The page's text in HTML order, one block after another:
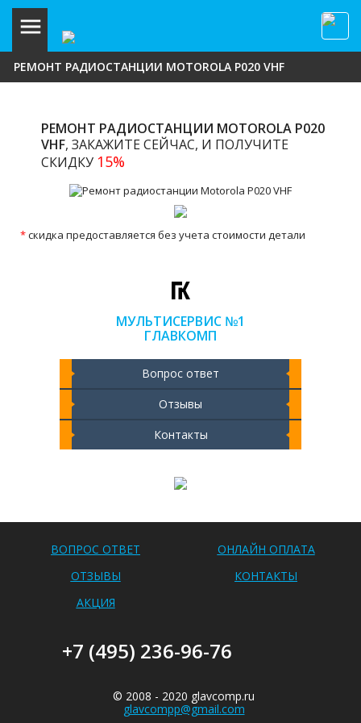
МУЛЬТИСЕРВИС №1
ГЛАВКОМП
Вопрос ответ
Отзывы
Контакты
РЕМОНТ РАДИОСТАНЦИИ MOTOROLA P020 VHF
РЕМОНТ РАДИОСТАНЦИИ MOTOROLA P020
VHF, ЗАКАЖИТЕ СЕЙЧАС, И ПОЛУЧИТЕ
СКИДКУ 15%
*скидка предоставляется без учета стоимости детали
ВОПРОС ОТВЕТ
ОНЛАЙН ОПЛАТА
ОТЗЫВЫ
КОНТАКТЫ
АКЦИЯ
+7 (495) 236-96-76
© 2008 - 2020 glavcomp.ru
glavcompp@gmail.com